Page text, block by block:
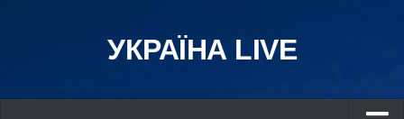
УКРАЇНА LIVE